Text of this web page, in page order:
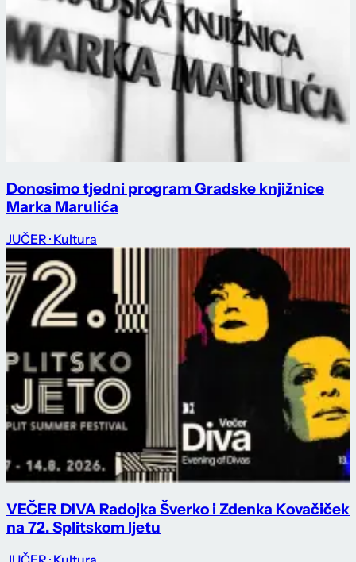
Donosimo tjedni program Gradske knjižnice
Marka Marulića
JUČER · Kultura
VEČER DIVA Radojka Šverko i Zdenka Kovačiček
na 72. Splitskom ljetu